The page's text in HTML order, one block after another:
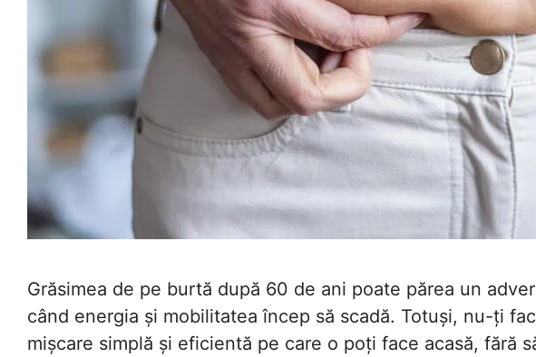
Grăsimea de pe burtă după 60 de ani poate părea un
când energia și mobilitatea încep să scadă. Totuși, nu-ți
mișcare simplă și eficientă pe care o poți face acasă, fără